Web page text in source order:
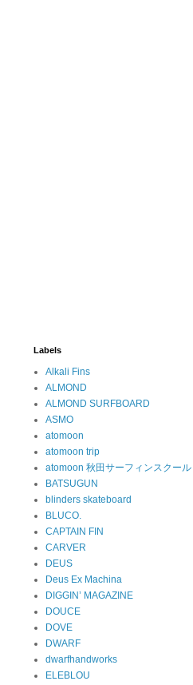
Labels
Alkali Fins
ALMOND
ALMOND SURFBOARD
ASMO
atomoon
atomoon trip
atomoon 秋田サーフィンスクール
BATSUGUN
blinders skateboard
BLUCO.
CAPTAIN FIN
CARVER
DEUS
Deus Ex Machina
DIGGIN’ MAGAZINE
DOUCE
DOVE
DWARF
dwarfhandworks
ELEBLOU